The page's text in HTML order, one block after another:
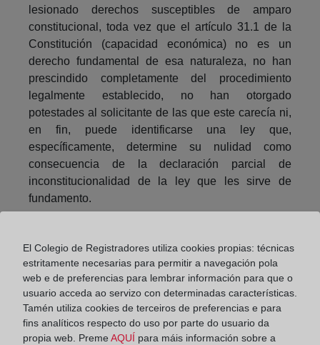
lesionado derechos susceptibles de amparo
constitucional, toda vez que el artículo 31.1 de la
Constitución (capacidad económica) no es un
derecho fundamental de esa naturaleza, no han
prescindido completamente del procedimiento
legalmente establecido, no han otorgado
potestades al solicitante de las que este carecía ni,
en fin, puede identificarse una ley que,
específicamente, determine su nulidad como
consecuencia de la declaración parcial de
inconstitucionalidad de la ley que les sirve de
fundamento.
El Colegio de Registradores utiliza cookies propias: técnicas
estritamente necesarias para permitir a navegación pola
web e de preferencias para lembrar información para que o
usuario acceda ao servizo con determinadas características.
Tamén utiliza cookies de terceiros de preferencias e para
fins analíticos respecto do uso por parte do usuario da
propia web. Preme AQUÍ para máis información sobre a